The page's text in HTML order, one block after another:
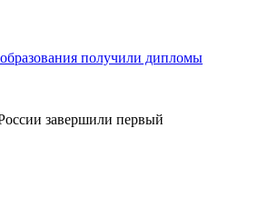
получили дипломы
завершили первый